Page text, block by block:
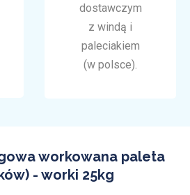
dostawczym
z windą i
paleciakiem
(w polsce).
workowana paleta
- worki 25kg